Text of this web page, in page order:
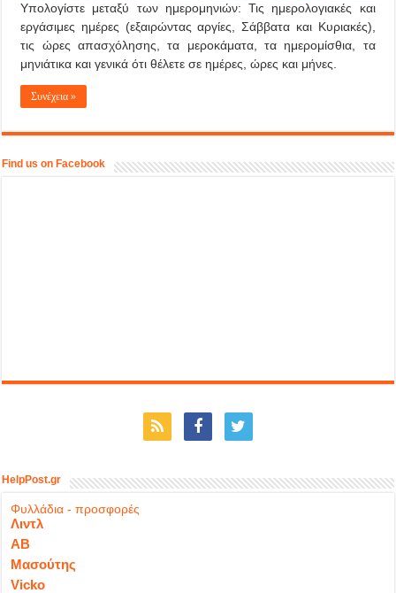
Υπολογίστε μεταξύ των ημερομηνιών: Τις ημερολογιακές και
εργάσιμες ημέρες (εξαιρώντας αργίες, Σάββατα και Κυριακές),
τις ώρες απασχόλησης, τα μεροκάματα, τα ημερομίσθια, τα
μηνιάτικα και γενικά ότι θέλετε σε ημέρες, ώρες και μήνες.
Συνέχεια »
Find us on Facebook
HelpPost.gr
Φυλλάδια - προσφορές
Λιντλ
ΑΒ
Μασούτης
Vicko